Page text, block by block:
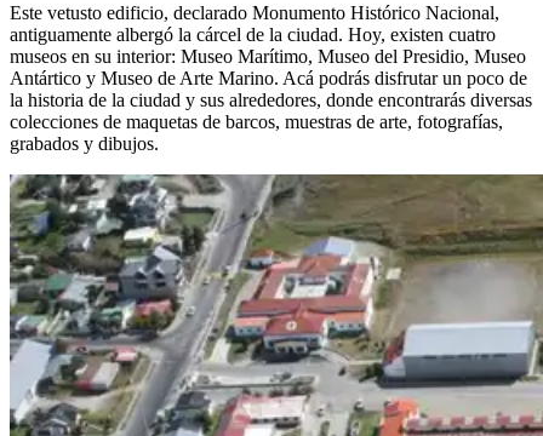
Este vetusto edificio, declarado Monumento Histórico Nacional,
antiguamente albergó la cárcel de la ciudad. Hoy, existen cuatro
museos en su interior: Museo Marítimo, Museo del Presidio, Museo
Antártico y Museo de Arte Marino. Acá podrás disfrutar un poco de
la historia de la ciudad y sus alrededores, donde encontrarás diversas
colecciones de maquetas de barcos, muestras de arte, fotografías,
grabados y dibujos.